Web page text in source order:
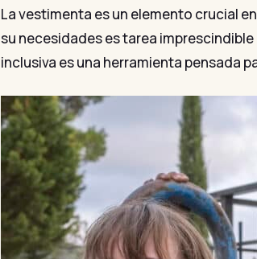
La vestimenta es un elemento crucial
su necesidades es tarea
inclusiva es una herramienta pensada